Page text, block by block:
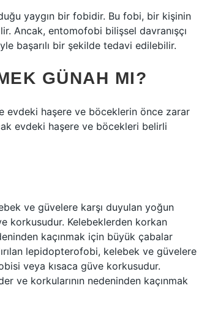
yaygın bir fobidir. Bu fobi, bir kişinin
Ancak, entomofobi bilişsel davranışçı
başarılı bir şekilde tedavi edilebilir.
GÜNAH MI?
evdeki haşere ve böceklerin önce zarar
evdeki haşere ve böcekleri belirli
ve güvelere karşı duyulan yoğun
korkusudur. Kelebeklerden korkan
kaçınmak için büyük çabalar
lepidopterofobi, kelebek ve güvelere
veya kısaca güve korkusudur.
ve korkularının nedeninden kaçınmak